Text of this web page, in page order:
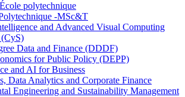
polytechnique
-MSc&T
and Advanced Visual Computing
Data and Finance (DDDF)
for Public Policy (DEPP)
and AI for Business
Data Analytics and Corporate Finance
Engineering and Sustainability Management